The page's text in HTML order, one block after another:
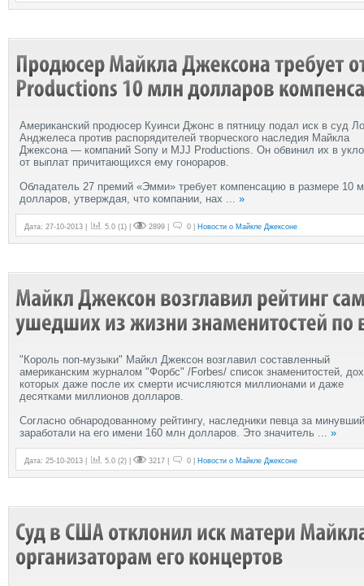
Американский продюсер Куинси Джонс в пятницу подал иск в суд
Анджелеса против распорядителей творческого наследия Майкла
Джексона — компаний Sony и MJJ Productions. Он обвинил их в
от выплат причитающихся ему гонораров.
Обладатель 27 премий «Эмми» требует компенсацию в размере 10
долларов, утверждая, что компании, нах
»
Дата: 27-10-2013 | 5.0 (1 ) | 2899 | 0 | Новости о Майкле Джексоне
"Король поп-музыки" Майкл Джексон возглавил составленный
американским журналом "Форбс" /Forbes/ список знаменитостей,
которых даже после их смерти исчисляются миллионами и даже
десятками миллионов долларов.
Согласно обнародованному рейтингу, наследники певца за
заработали на его имени 160 млн долларов. Это значитель
»
Дата: 25-10-2013 | 5.0 (2) | 3217 | 0 | Новости о Майкле Джексоне